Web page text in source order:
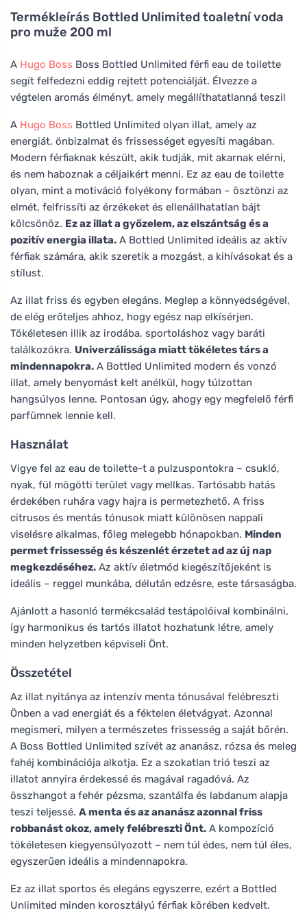
Termékleírás Bottled Unlimited toaletní voda
pro muže 200 ml
A Hugo Boss Boss Bottled Unlimited férfi eau de toilette
segít felfedezni eddig rejtett potenciálját. Élvezze a
végtelen aromás élményt, amely megállíthatatlanná teszi!
A Hugo Boss Bottled Unlimited olyan illat, amely az
energiát, önbizalmat és frissességet egyesíti magában.
Modern férfiaknak készült, akik tudják, mit akarnak elérni,
és nem haboznak a céljaikért menni. Ez az eau de toilette
olyan, mint a motiváció folyékony formában – ösztönzi az
elmét, felfrissíti az érzékeket és ellenállhatatlan bájt
kölcsönöz. Ez az illat a győzelem, az elszántság és a
pozitív energia illata. A Bottled Unlimited ideális az aktív
férfiak számára, akik szeretik a mozgást, a kihívásokat és a
stílust.
Az illat friss és egyben elegáns. Meglep a könnyedségével,
de elég erőteljes ahhoz, hogy egész nap elkísérjen.
Tökéletesen illik az irodába, sportoláshoz vagy baráti
találkozókra. Univerzálissága miatt tökéletes társ a
mindennapokra. A Bottled Unlimited modern és vonzó
illat, amely benyomást kelt anélkül, hogy túlzottan
hangsúlyos lenne. Pontosan úgy, ahogy egy megfelelő férfi
parfümnek lennie kell.
Használat
Vigye fel az eau de toilette-t a pulzuspontokra – csukló,
nyak, fül mögötti terület vagy mellkas. Tartósabb hatás
érdekében ruhára vagy hajra is permetezhető. A friss
citrusos és mentás tónusok miatt különösen nappali
viselésre alkalmas, főleg melegebb hónapokban. Minden
permet frissesség és készenlét érzetet ad az új nap
megkezdéséhez. Az aktív életmód kiegészítőjeként is
ideális – reggel munkába, délután edzésre, este társaságba.
Ajánlott a hasonló termékcsalád testápolóival kombinálni,
így harmonikus és tartós illatot hozhatunk létre, amely
minden helyzetben képviseli Önt.
Összetétel
Az illat nyitánya az intenzív menta tónusával felébreszti
Önben a vad energiát és a féktelen életvágyat. Azonnal
megismeri, milyen a természetes frissesség a saját bőrén.
A Boss Bottled Unlimited szívét az ananász, rózsa és meleg
fahéj kombinációja alkotja. Ez a szokatlan trió teszi az
illatot annyira érdekessé és magával ragadóvá. Az
összhangot a fehér pézsma, szantálfa és labdanum alapja
teszi teljessé. A menta és az ananász azonnal friss
robbanást okoz, amely felébreszti Önt. A kompozíció
tökéletesen kiegyensúlyozott – nem túl édes, nem túl éles,
egyszerűen ideális a mindennapokra.
Ez az illat sportos és elegáns egyszerre, ezért a Bottled
Unlimited minden korosztályú férfiak körében kedvelt.